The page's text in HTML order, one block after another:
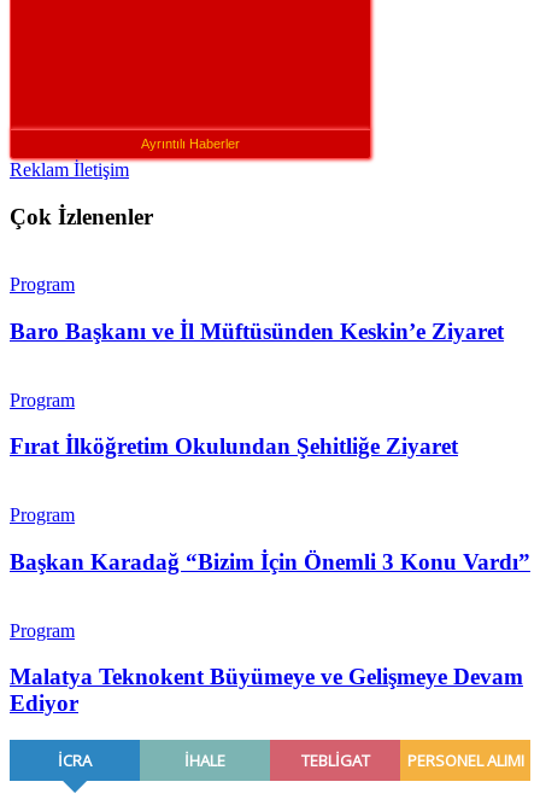
Ayrıntılı Haberler
Reklam İletişim
Çok İzlenenler
Program
Baro Başkanı ve İl Müftüsünden Keskin’e Ziyaret
Program
Fırat İlköğretim Okulundan Şehitliğe Ziyaret
Program
Başkan Karadağ “Bizim İçin Önemli 3 Konu Vardı”
Program
Malatya Teknokent Büyümeye ve Gelişmeye Devam
Ediyor